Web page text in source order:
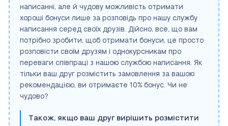
написанні, але й чудову можливість отримати
хороші бонуси лише за розповідь про нашу службу
написання серед своїх друзів. Дійсно, все, що вам
потрібно зробити, щоб отримати бонуси, це просто
розповісти своїм друзям і однокурсникам про
переваги співпраці з нашою службою написання. Як
тільки ваш друг розмістить замовлення за вашою
рекомендацією, ви отримаєте 10% бонус. Чи не
чудово?
Також, якщо ваш друг вирішить розмістити